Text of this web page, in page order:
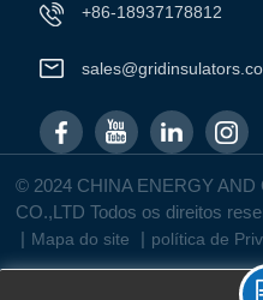
+86-18937178812
© 2024 CHINA ENERGY
CO.,LTD Todos os direitos
| Mapa do site | política de